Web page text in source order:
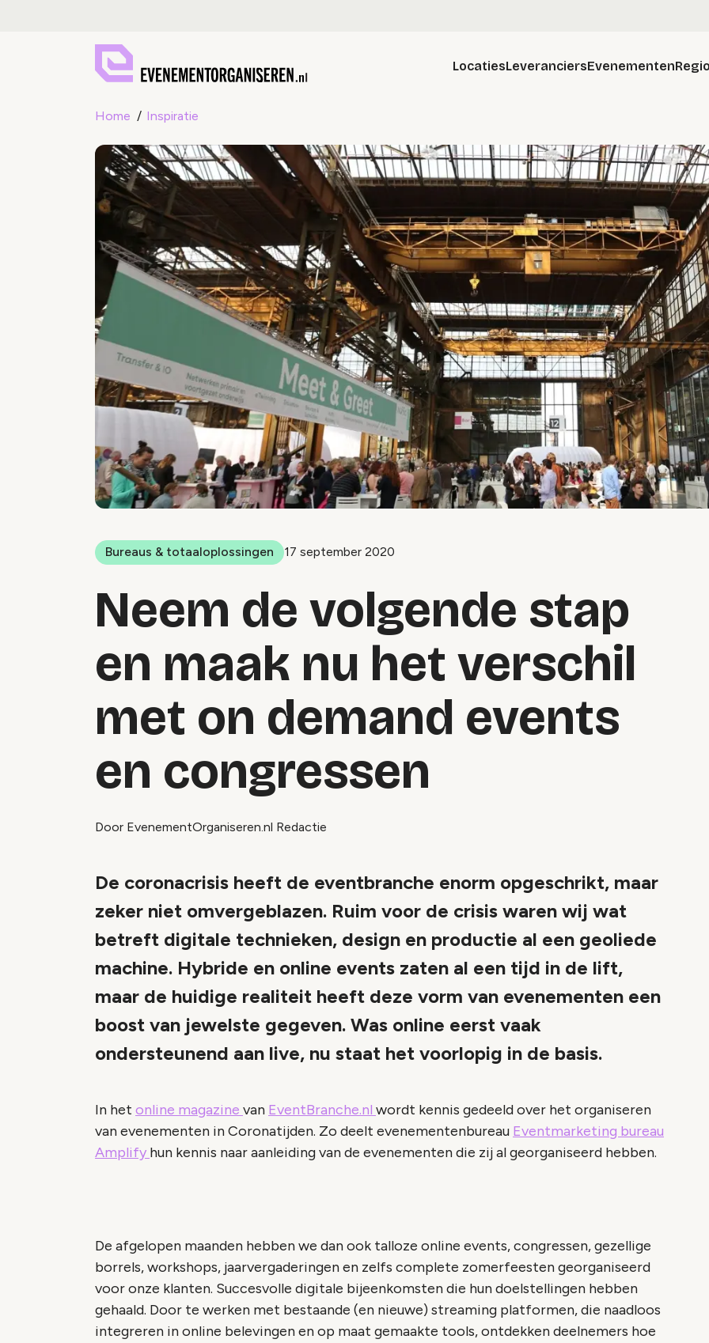
LocatiesLeveranciersEvenementen
Home Inspiratie
Bureaus & totaaloplossingen 17 september 2020
Neem de volgende stap
en maak nu het verschil
met on demand events
en congressen
Door EvenementOrganiseren.nl Redactie
De coronacrisis heeft de eventbranche enorm opgeschrikt, maar
zeker niet omvergeblazen. Ruim voor de crisis waren wij wat
betreft digitale technieken, design en productie al een geoliede
machine. Hybride en online events zaten al een tijd in de lift,
maar de huidige realiteit heeft deze vorm van evenementen een
boost van jewelste gegeven. Was online eerst vaak
ondersteunend aan live, nu staat het voorlopig in de basis.
In het online magazine van EventBranche.nl wordt kennis gedeeld over het organiseren
van evenementen in Coronatijden. Zo deelt evenementenbureau Eventmarketing bureau
Amplify hun kennis naar aanleiding van de evenementen die zij al georganiseerd hebben.
De afgelopen maanden hebben we dan ook talloze online events, congressen, gezellige
borrels, workshops, jaarvergaderingen en zelfs complete zomerfeesten georganiseerd
voor onze klanten. Succesvolle digitale bijeenkomsten die hun doelstellingen hebben
gehaald. Door te werken met bestaande (en nieuwe) streaming platformen, die naadloos
integreren in online belevingen en op maat gemaakte tools, ontdekken deelnemers hoe